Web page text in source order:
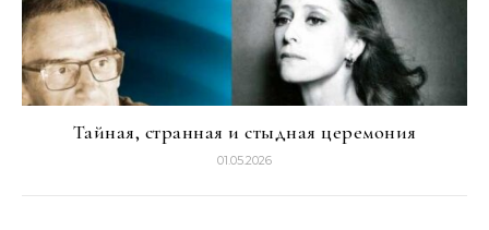
Тайная, странная и стыдная церемония
01.05.2026